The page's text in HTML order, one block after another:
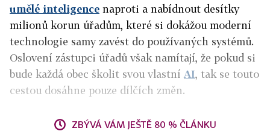
umělé inteligence naproti a nabídnout desítky
milionů korun úřadům, které si dokážou moderní
technologie samy zavést do používaných systémů.
Oslovení zástupci úřadů však namítají, že pokud si
bude každá obec školit svou vlastní AI, tak se touto
cestou dosáhne pouze dílčích změn.
ZBÝVÁ VÁM JEŠTĚ 80 % ČLÁNKU